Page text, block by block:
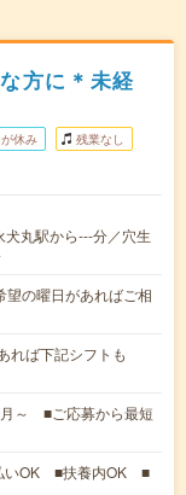
方に＊未経
休み 残業なし
丸駅から---分／穴生
望の曜日があればご相
れば下記シフトも
月～ ■ご応募から最短
いOK ■扶養内OK ■